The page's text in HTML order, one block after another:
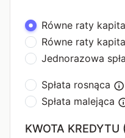
Równe raty
Równe raty
Jednorazowa
Spłata rosnąca
Spłata malejąca
KWOTA KREDYTU